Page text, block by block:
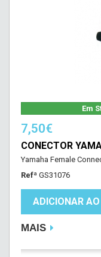
Em
7,50€
CONECTOR
Yamaha Female
Refª GS31076
ADICIONAR
MAIS